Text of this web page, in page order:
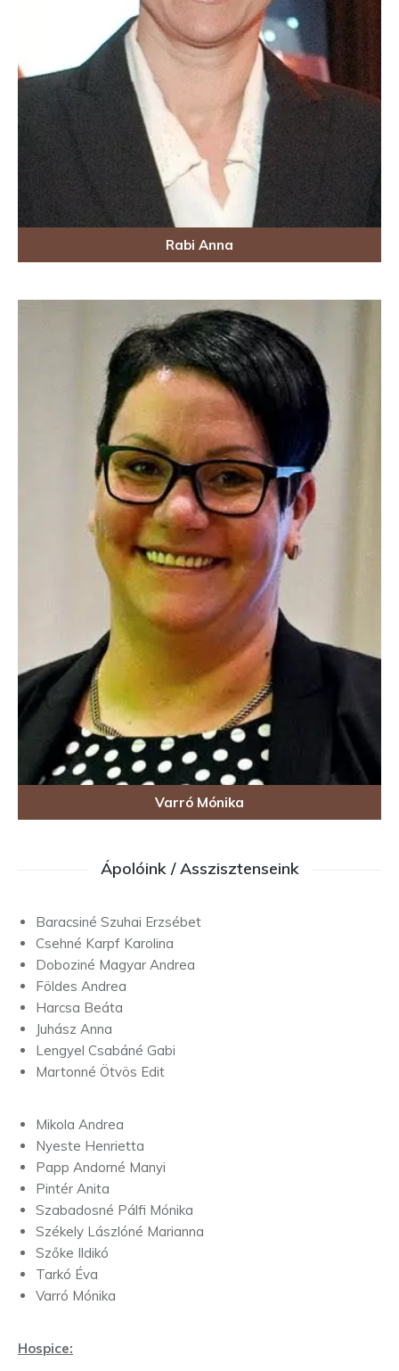
Rabi Anna
Varró Mónika
Ápolóink / Asszisztenseink
Baracsiné Szuhai Erzsébet
Csehné Karpf Karolina
Doboziné Magyar Andrea
Földes Andrea
Harcsa Beáta
Juhász Anna
Lengyel Csabáné Gabi
Martonné Ötvös Edit
Mikola Andrea
Nyeste Henrietta
Papp Andorné Manyi
Pintér Anita
Szabadosné Pálfi Mónika
Székely Lászlóné Marianna
Szőke Ildikó
Tarkó Éva
Varró Mónika
Hospice: